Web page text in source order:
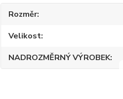
Rozměr
Velikost
NADROZMĚRNÝ VÝROBEK